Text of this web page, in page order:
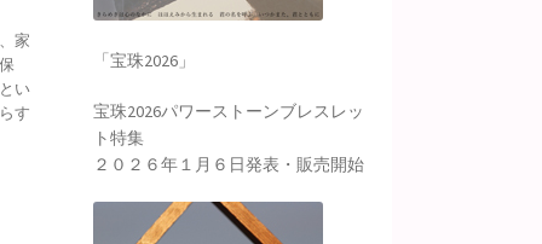
家
い
す
「宝珠2026」
宝珠2026パワーストーンブレスレッ
ト特集
２０２６年１月６日発表・販売開始